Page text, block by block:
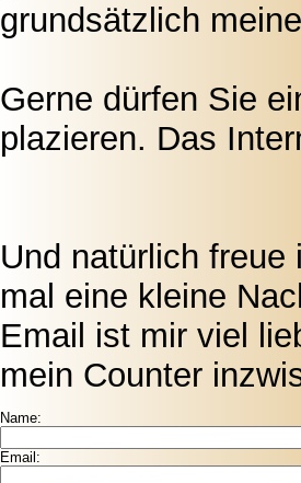
grundsätzlich
Gerne dürfen Sie
plazieren. Das
Und natürlich
mal eine kleine
Email ist mir viel
mein Counter
Name:
Email: